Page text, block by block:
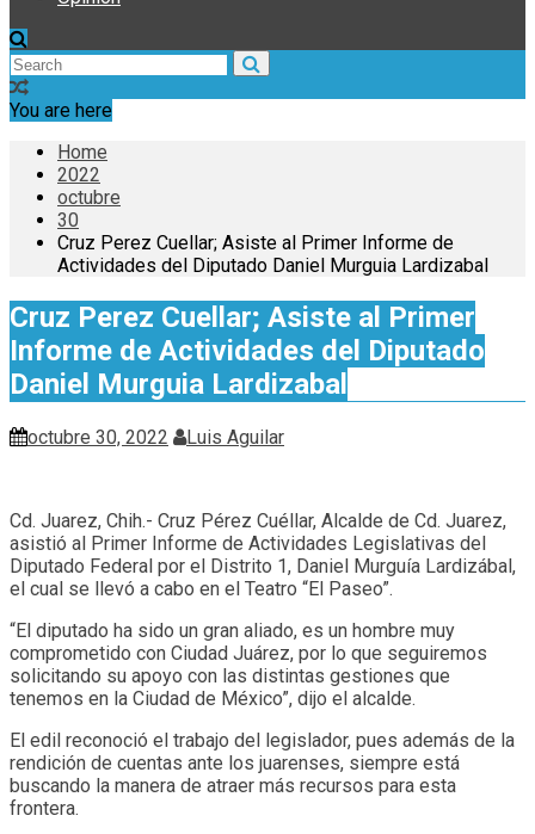
You are here
Home
2022
octubre
30
Cruz Perez Cuellar; Asiste al Primer Informe de
Actividades del Diputado Daniel Murguia Lardizabal
Cruz Perez Cuellar; Asiste al Primer
Informe de Actividades del Diputado
Daniel Murguia Lardizabal
octubre 30, 2022 Luis Aguilar
Cd. Juarez, Chih.- Cruz Pérez Cuéllar, Alcalde de Cd. Juarez,
asistió al Primer Informe de Actividades Legislativas del
Diputado Federal por el Distrito 1, Daniel Murguía Lardizábal,
el cual se llevó a cabo en el Teatro “El Paseo”.
“El diputado ha sido un gran aliado, es un hombre muy
comprometido con Ciudad Juárez, por lo que seguiremos
solicitando su apoyo con las distintas gestiones que
tenemos en la Ciudad de México”, dijo el alcalde.
El edil reconoció el trabajo del legislador, pues además de la
rendición de cuentas ante los juarenses, siempre está
buscando la manera de atraer más recursos para esta
frontera.